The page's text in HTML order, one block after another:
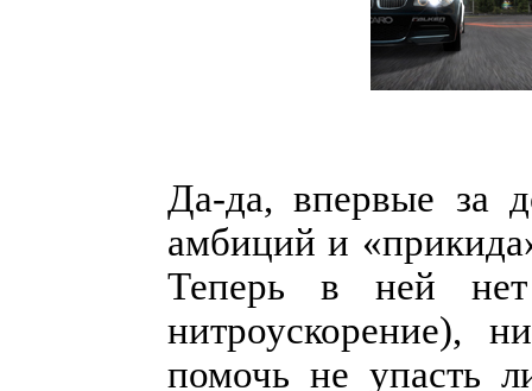
Да-да, впервые за
амбиций и
Теперь в ней нет
нитроускорение),
помочь не упасть